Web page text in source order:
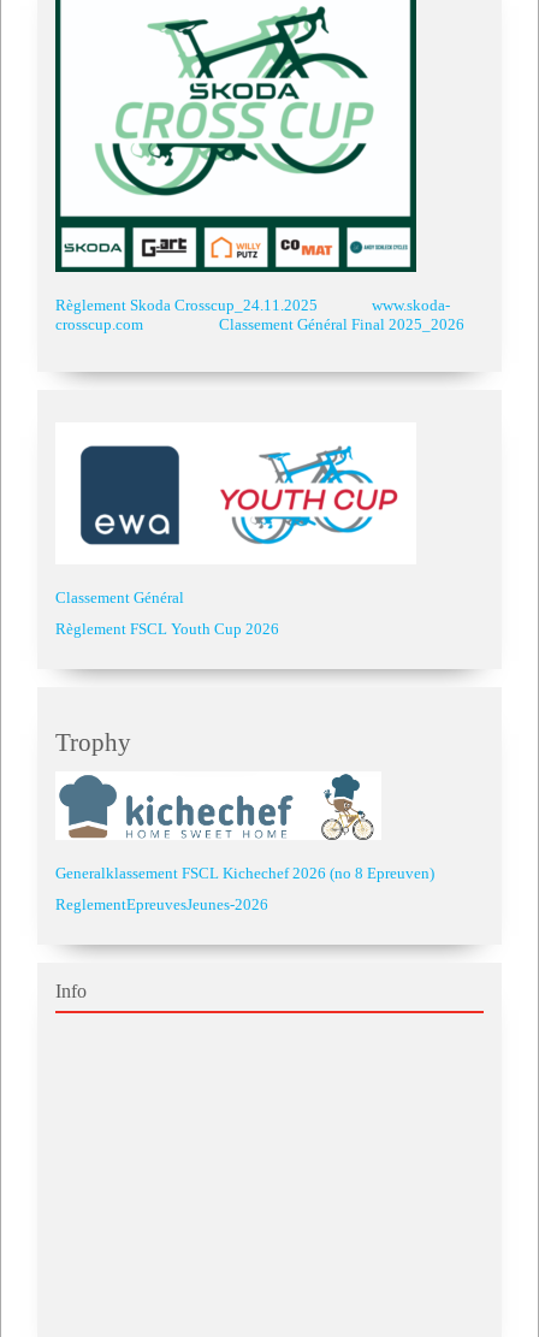
Règlement Skoda Crosscup_24.11.2025
www.skoda-
crosscup.com
Classement Général Final 2025_2026
Classement Général
Règlement FSCL Youth Cup 2026
Trophy
Generalklassement FSCL Kichechef 2026 (no 8 Epreuven)
ReglementEpreuvesJeunes-2026
Info